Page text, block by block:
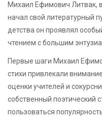
Михаил Ефимович Литвак,
начал свой литературный
детства он проявлял
чтением с большим
Первые шаги Михаил
стихи привлекали
оценки учителей и
собственный поэтический
пользоваться